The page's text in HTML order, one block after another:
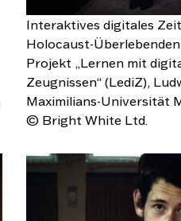
Interaktives digitales
Holocaust-
Projekt „Lernen mit
Zeugnissen“ (LediZ),
Maximilians-Universität
© Bright White Ltd.